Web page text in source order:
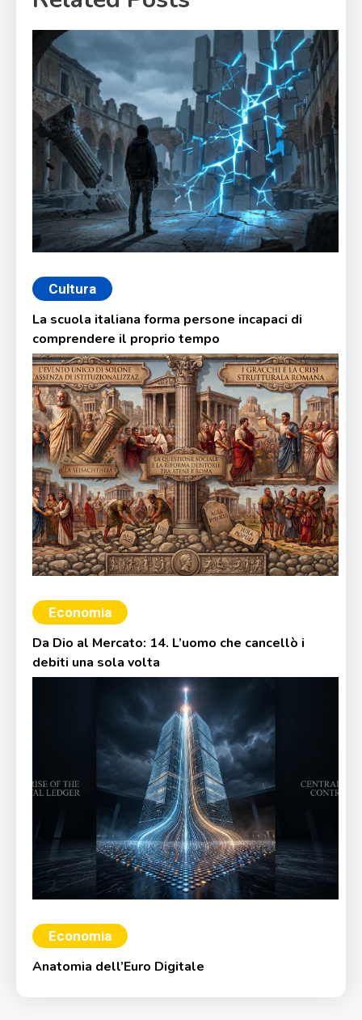
Cultura
La scuola italiana forma persone incapaci di
comprendere il proprio tempo
Economia
Da Dio al Mercato: 14. L’uomo che cancellò i
debiti una sola volta
Economia
Anatomia dell’Euro Digitale